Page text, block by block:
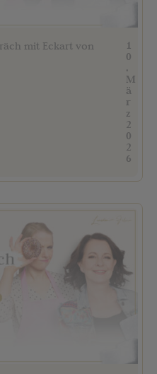
mit Eckart von
1
0
.
M
ä
r
z
2
0
2
6